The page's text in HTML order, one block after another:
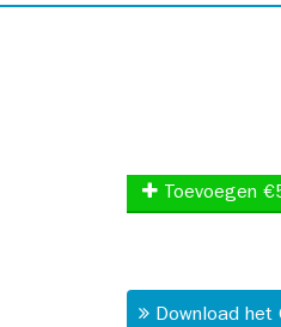
Toevoegen
Download